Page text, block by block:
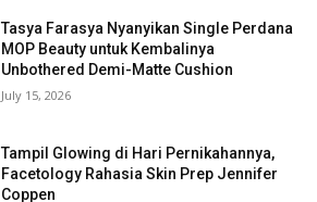
Tasya Farasya Nyanyikan Single Perdana
MOP Beauty untuk Kembalinya
Unbothered Demi-Matte Cushion
July 15, 2026
Tampil Glowing di Hari Pernikahannya,
Facetology Rahasia Skin Prep Jennifer
Coppen